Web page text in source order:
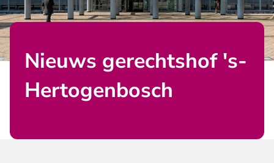
Nieuws gerechtshof 's-
Hertogenbosch